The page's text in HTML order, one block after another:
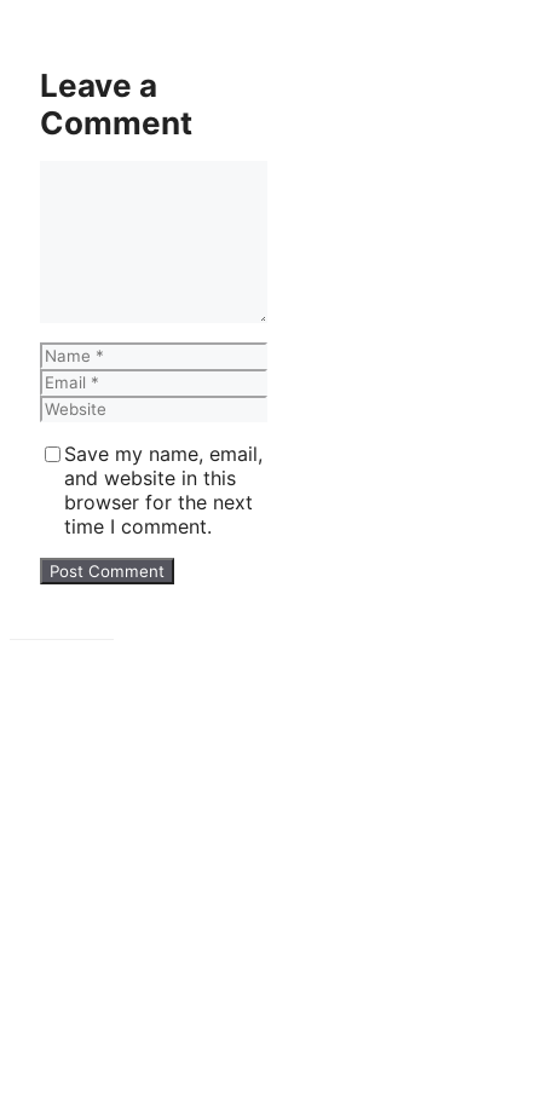
Leave a
Comment
Name
Email
Website
Save my name, email,
and website in this
browser for the next
time I comment.